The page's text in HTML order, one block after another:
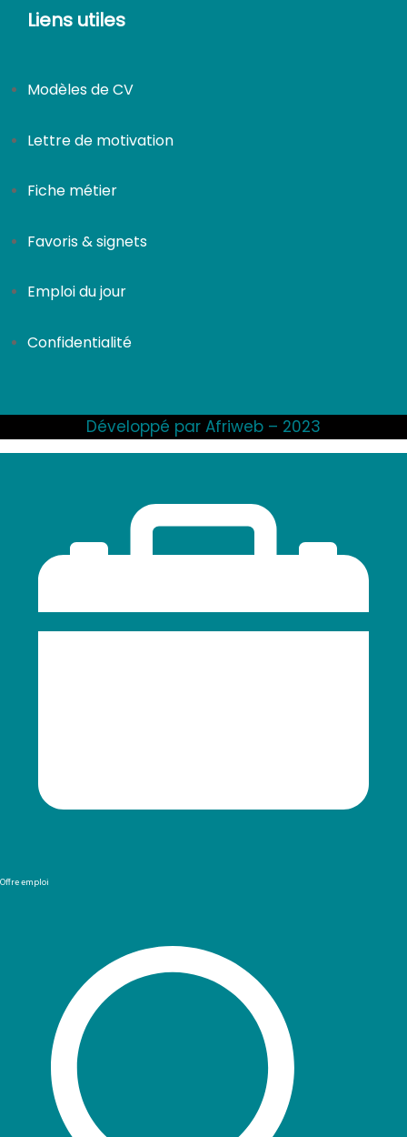
Liens utiles
Modèles de CV
Lettre de motivation
Fiche métier
Favoris & signets
Emploi du jour
Confidentialité
Développé par Afriweb – 2023
Offre emploi